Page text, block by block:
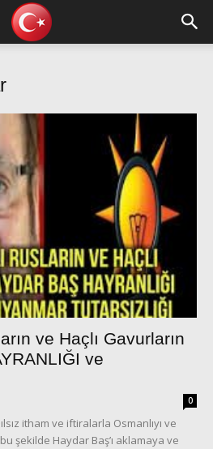
ve Haçlı Gavurların
ve
0
itham ve iftiralarla Osmanlıyı ve
şekilde Haydar Baş’ı aklamaya ve